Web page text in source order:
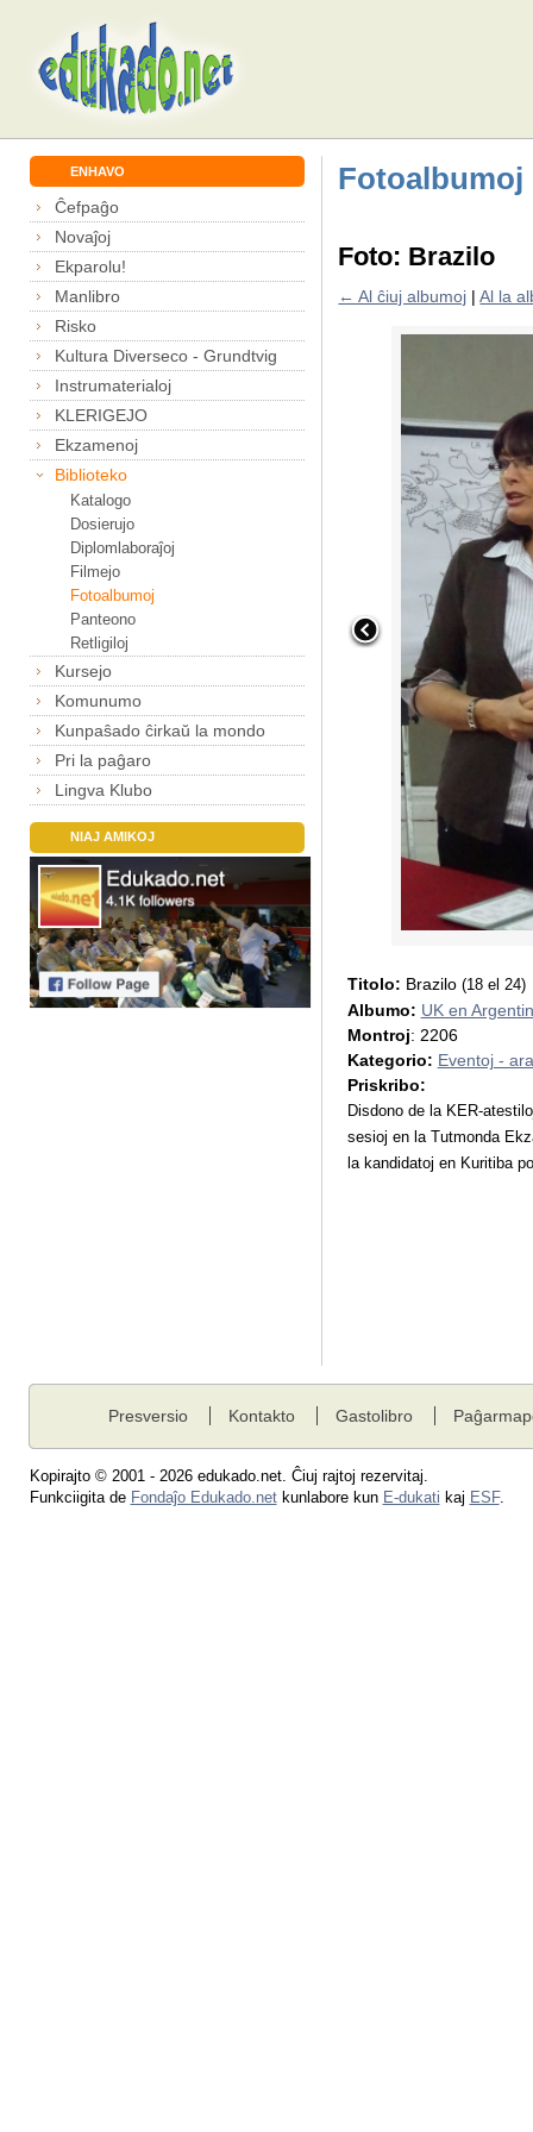
ENHAVO
Ĉefpaĝo
Novaĵoj
Ekparolu!
Manlibro
Risko
Kultura Diverseco - Grundtvig
Instrumaterialoj
KLERIGEJO
Ekzamenoj
Biblioteko
Katalogo
Dosierujo
Diplomlaboraĵoj
Filmejo
Fotoalbumoj
Panteono
Retligiloj
Kursejo
Komunumo
Kunpaŝado ĉirkaŭ la mondo
Pri la paĝaro
Lingva Klubo
NIAJ AMIKOJ
Fotoalbumoj
Foto: Brazilo
← Al ĉiuj albumoj |Al la
Titolo: Brazilo (18 el 24)
Albumo: UK en
Montroj: 2206
Kategorio: Eventoj -
Priskribo:
Disdono de la KER-
sesioj en la Tutmonda
la kandidatoj en Kuritiba
Presversio Kontakto Gastolibro
Kopirajto © 2001 - 2026 edukado.net. Ĉiuj rajtoj rezervitaj.
Funkciigita de Fondaĵo Edukado.netkunlabore kun E-dukati kaj ESF.